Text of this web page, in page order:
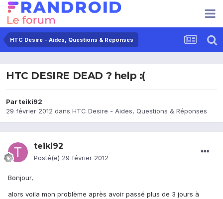
HTC Desire - Aides, Questions & Réponses
HTC DESIRE DEAD ? help :(
Parteiki92
29 février 2012 dans HTC Desire - Aides, Questions & Réponses
teiki92
Posté(e) 29 février 2012
Bonjour,
alors voila mon problème après avoir passé plus de 3 jours à